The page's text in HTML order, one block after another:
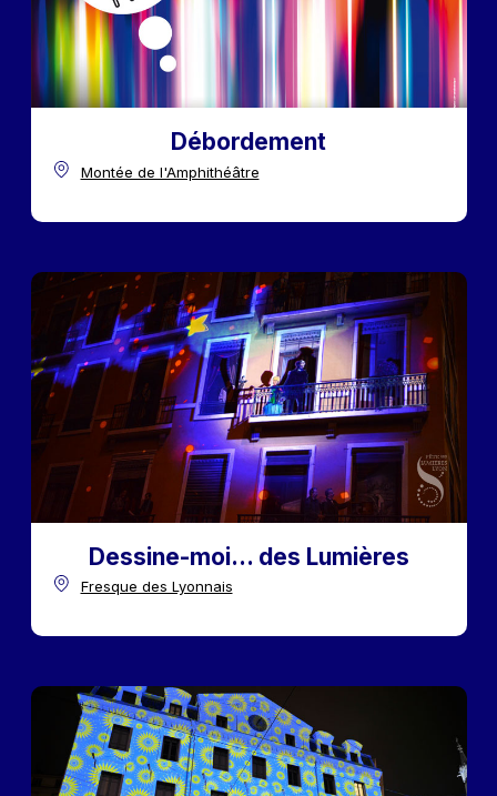
Débordement
Montée de l'Amphithéâtre
Dessine-moi... des Lumières
Fresque des Lyonnais